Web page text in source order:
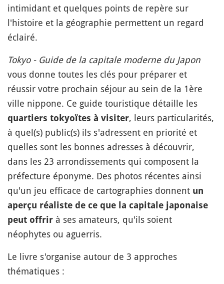
intimidant et quelques points de repère sur
l'histoire et la géographie permettent un regard
éclairé.
Tokyo - Guide de la capitale moderne du Japon
vous donne toutes les clés pour préparer et
réussir votre prochain séjour au sein de la 1ère
ville nippone. Ce guide touristique détaille les
quartiers tokyoïtes à visiter, leurs particularités,
à quel(s) public(s) ils s'adressent en priorité et
quelles sont les bonnes adresses à découvrir,
dans les 23 arrondissements qui composent la
préfecture éponyme. Des photos récentes ainsi
qu'un jeu efficace de cartographies donnent un
aperçu réaliste de ce que la capitale japonaise
peut offrir à ses amateurs, qu'ils soient
néophytes ou aguerris.
Le livre s'organise autour de 3 approches
thématiques :